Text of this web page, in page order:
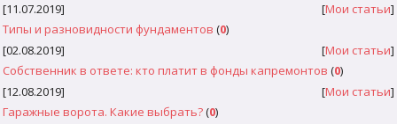
[11.07.2019]
[Мои статьи]
Типы и разновидности фундаментов (0)
[02.08.2019]
[Мои статьи]
Собственник в ответе: кто платит в фонды капремонтов (0)
[12.08.2019]
[Мои статьи]
Гаражные ворота. Какие выбрать?(0)